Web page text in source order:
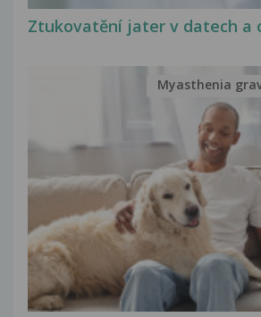
Ztukovatění jater v datech a
Myasthenia